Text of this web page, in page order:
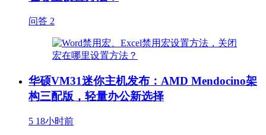
问答 2
华硕VM31迷你主机发布：AMD Mendocino架
构三配版，轻量办公新选择
5 18小时前